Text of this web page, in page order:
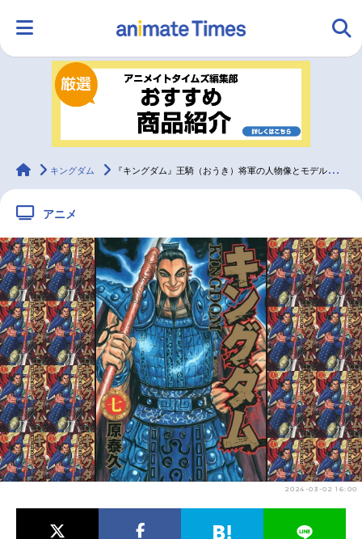
ランキング アニメ
ラジオ
2.5次元 配信・Vtuber トレンド 無料マンガ
最新記事一覧
アニメ記事一覧 声優記事一覧
アニメ映画一覧 実写化映画一覧
今期アニメ曜日別一覧
春アニメ 夏アニメ
男性声優/女性声優一覧
animateTimes
キングダム 『キングダム』王騎（おうき）将軍の人物像とモデル、死亡の瞬間や名言について詳しく解説
アニメ
2024-03-02 16:00